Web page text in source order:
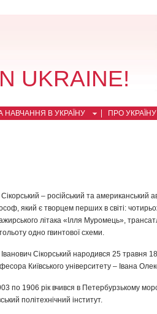
UKRAINE!
НАВЧАННЯ В УКРАЇНУ ПРО УКРАЇНУ
Сікорський – російський та американський
який є творцем перших в світі:
літака «Ілля Муромець»,
одно гвинтової схеми.
Іванович Сікорський народився 25 травня
Київського університету – Івана
по 1906 рік вчився в Петербурзькому
політехнічний інститут.